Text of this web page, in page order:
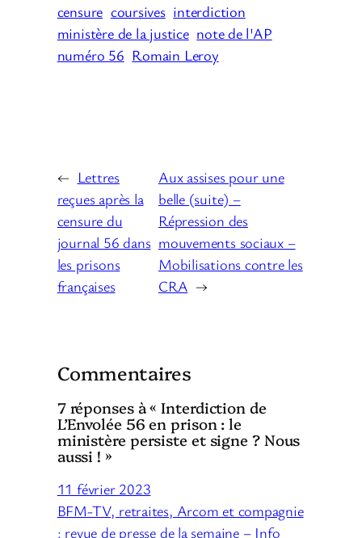
censure coursives interdiction
ministère de la justice note de l'AP
numéro 56 Romain Leroy
← Lettres
reçues après la
censure du
journal 56 dans
les prisons
françaises
Aux assises pour une
belle (suite) –
Répression des
mouvements sociaux –
Mobilisations contre les
CRA →
Commentaires
7 réponses à « Interdiction de
L’Envolée 56 en prison : le
ministère persiste et signe ? Nous
aussi ! »
11 février 2023
BFM-TV, retraites, Arcom et compagnie
: revue de presse de la semaine – Info